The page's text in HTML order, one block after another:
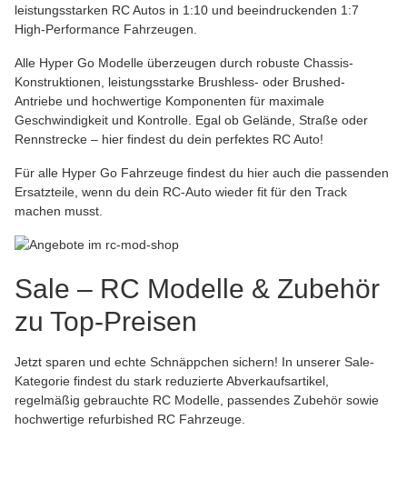
leistungsstarken RC Autos in 1:10 und beeindruckenden 1:7
High-Performance Fahrzeugen.
Alle Hyper Go Modelle überzeugen durch robuste Chassis-
Konstruktionen, leistungsstarke Brushless- oder Brushed-
Antriebe und hochwertige Komponenten für maximale
Geschwindigkeit und Kontrolle. Egal ob Gelände, Straße oder
Rennstrecke – hier findest du dein perfektes RC Auto!
Für alle Hyper Go Fahrzeuge findest du hier auch die passenden
Ersatzteile, wenn du dein RC-Auto wieder fit für den Track
machen musst.
Sale – RC Modelle & Zubehör
zu Top-Preisen
Jetzt sparen und echte Schnäppchen sichern! In unserer Sale-
Kategorie findest du stark reduzierte Abverkaufsartikel,
regelmäßig gebrauchte RC Modelle, passendes Zubehör sowie
hochwertige refurbished RC Fahrzeuge.